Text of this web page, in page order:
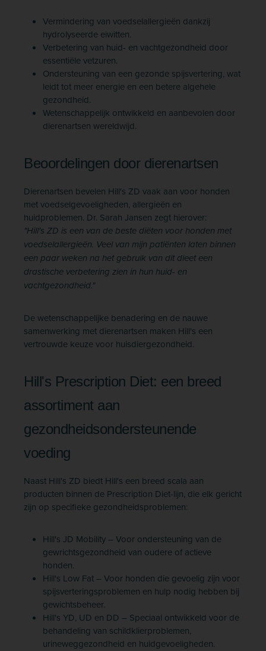
Vermindering van voedselallergieën dankzij
hydrolyseerde eiwitten.
Verbetering van huid- en vachtgezondheid door
essentiële vetzuren.
Ondersteuning van een gezonde spijsvertering, wat
leidt tot meer energie en een betere algehele
gezondheid.
Wetenschappelijk ontwikkeld en aanbevolen door
dierenartsen wereldwijd.
Beoordelingen door dierenartsen
Dierenartsen bevelen Hill's ZD vaak aan voor honden
met voedselgevoeligheden, allergieën en
huidproblemen. Dr. Sarah Jansen zegt hierover:
"Hill's ZD is een van de beste diëten voor honden met
voedselallergieën. Veel van mijn patiënten laten binnen
een paar weken na het gebruik van dit dieet een
drastische verbetering zien in hun huid- en
vachtgezondheid."
De wetenschappelijke benadering en de nauwe
samenwerking met dierenartsen maken Hill's een
vertrouwde keuze voor huisdiergezondheid.
Hill's Prescription Diet: een breed
assortiment aan
gezondheidsondersteunende
voeding
Naast Hill's ZD biedt Hill's een breed scala aan
producten binnen de Prescription Diet-lijn, die elk gericht
zijn op specifieke gezondheidsproblemen:
Hill's JD Mobility – Voor ondersteuning van de
gewrichtsgezondheid van oudere of actieve
honden.
Hill's Low Fat – Voor honden die gevoelig zijn voor
spijsverteringsproblemen en hulp nodig hebben bij
gewichtsbeheer.
Hill's YD, UD en DD – Speciaal ontwikkeld voor de
behandeling van schildklierproblemen,
urineweggezondheid en huidgevoeligheden.